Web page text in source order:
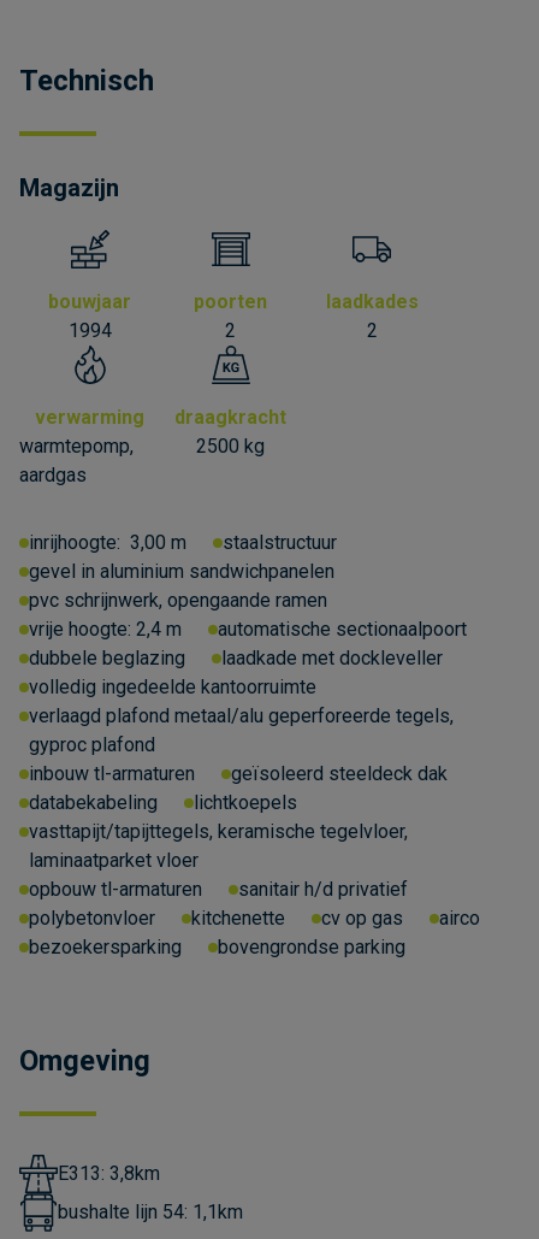
Technisch
Magazijn
bouwjaar
1994
poorten
2
laadkades
2
verwarming
warmtepomp,
aardgas
draagkracht
2500 kg
inrijhoogte: 3,00 m
staalstructuur
gevel in aluminium sandwichpanelen
pvc schrijnwerk, opengaande ramen
vrije hoogte: 2,4 m
automatische sectionaalpoort
dubbele beglazing
laadkade met dockleveller
volledig ingedeelde kantoorruimte
verlaagd plafond metaal/alu geperforeerde tegels,
gyproc plafond
inbouw tl-armaturen
geïsoleerd steeldeck dak
databekabeling
lichtkoepels
vasttapijt/tapijttegels, keramische tegelvloer,
laminaatparket vloer
opbouw tl-armaturen
sanitair h/d privatief
polybetonvloer
kitchenette cv op gas
airco
bezoekersparking
bovengrondse parking
Omgeving
E313: 3,8km
bushalte lijn 54: 1,1km